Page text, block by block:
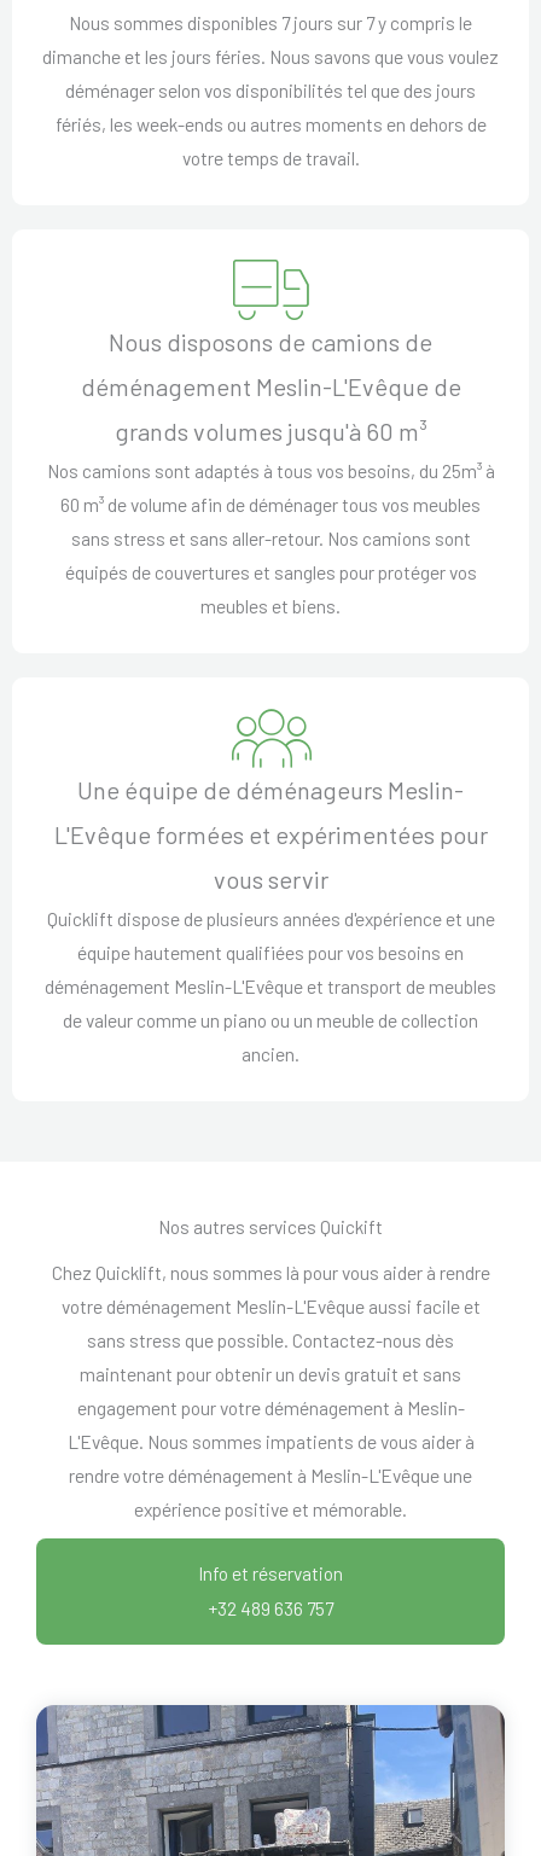
Nous sommes disponibles 7 jours sur 7 y compris le
dimanche et les jours féries. Nous savons que vous voulez
déménager selon vos disponibilités tel que des jours
fériés, les week-ends ou autres moments en dehors de
votre temps de travail.
Nous disposons de camions de
déménagement Meslin-L'Evêque de
grands volumes jusqu'à 60 m³
Nos camions sont adaptés à tous vos besoins, du 25m³ à
60 m³ de volume afin de déménager tous vos meubles
sans stress et sans aller-retour. Nos camions sont
équipés de couvertures et sangles pour protéger vos
meubles et biens.
Une équipe de déménageurs Meslin-
L'Evêque formées et expérimentées pour
vous servir
Quicklift dispose de plusieurs années d'expérience et une
équipe hautement qualifiées pour vos besoins en
déménagement Meslin-L'Evêque et transport de meubles
de valeur comme un piano ou un meuble de collection
ancien.
Nos autres services Quickift
Chez Quicklift, nous sommes là pour vous aider à rendre
votre déménagement Meslin-L'Evêque aussi facile et
sans stress que possible. Contactez-nous dès
maintenant pour obtenir un devis gratuit et sans
engagement pour votre déménagement à Meslin-
L'Evêque. Nous sommes impatients de vous aider à
rendre votre déménagement à Meslin-L'Evêque une
expérience positive et mémorable.
Info et réservation
+32 489 636 757